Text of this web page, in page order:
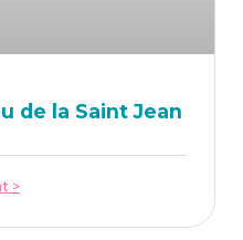
de la Saint Jean
>